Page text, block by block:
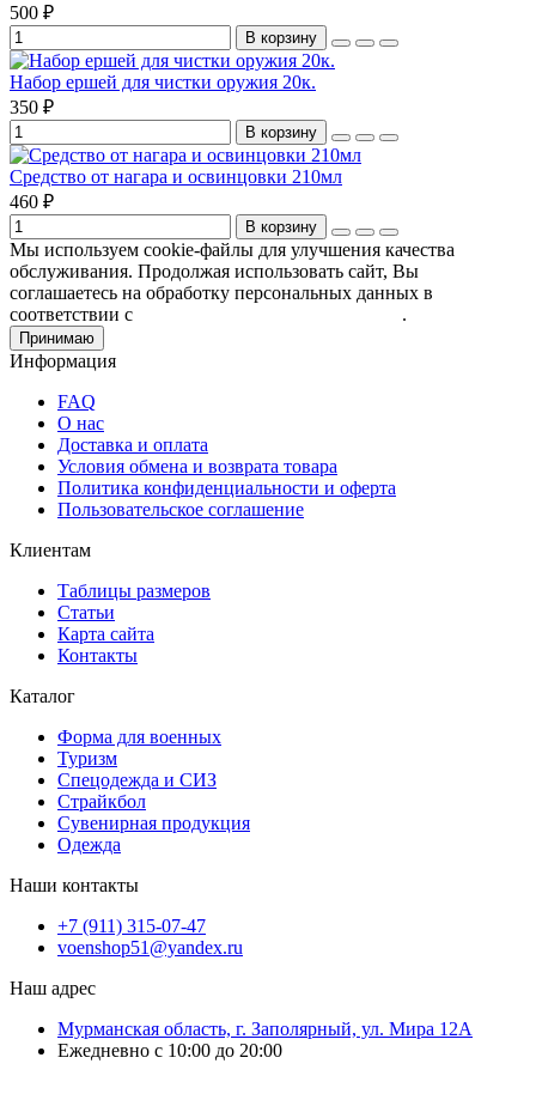
500 ₽
В корзину
Набор ершей для чистки оружия 20к.
350 ₽
В корзину
Средство от нагара и освинцовки 210мл
460 ₽
В корзину
Мы используем cookie-файлы для улучшения качества
обслуживания. Продолжая использовать сайт, Вы
соглашаетесь на обработку персональных данных в
соответствии с
.
Принимаю
Информация
FAQ
О нас
Доставка и оплата
Условия обмена и возврата товара
Политика конфиденциальности и оферта
Пользовательское соглашение
Клиентам
Таблицы размеров
Статьи
Карта сайта
Контакты
Каталог
Форма для военных
Туризм
Спецодежда и СИЗ
Страйкбол
Сувенирная продукция
Одежда
Наши контакты
+7 (911) 315-07-47
voenshop51@yandex.ru
Наш адрес
Мурманская область, г. Заполярный, ул. Мира 12А
Ежедневно с 10:00 до 20:00